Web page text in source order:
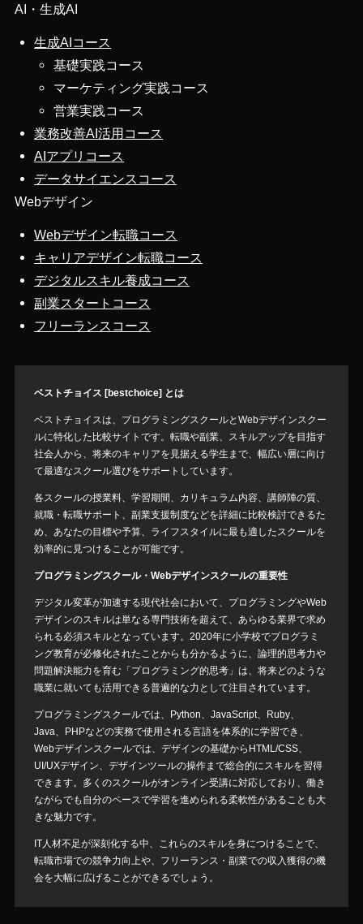
AI・生成AI
生成AIコース
基礎実践コース
マーケティング実践コース
営業実践コース
業務改善AI活用コース
AIアプリコース
データサイエンスコース
Webデザイン
Webデザイン転職コース
キャリアデザイン転職コース
デジタルスキル養成コース
副業スタートコース
フリーランスコース
ベストチョイス [bestchoice] とは
ベストチョイスは、プログラミングスクールとWebデザインスクー
ルに特化した比較サイトです。転職や副業、スキルアップを目指す
社会人から、将来のキャリアを見据える学生まで、幅広い層に向け
て最適なスクール選びをサポートしています。
各スクールの授業料、学習期間、カリキュラム内容、講師陣の質、
就職・転職サポート、副業支援制度などを詳細に比較検討できるた
め、あなたの目標や予算、ライフスタイルに最も適したスクールを
効率的に見つけることが可能です。
プログラミングスクール・Webデザインスクールの重要性
デジタル変革が加速する現代社会において、プログラミングやWeb
デザインのスキルは単なる専門技術を超えて、あらゆる業界で求め
られる必須スキルとなっています。2020年に小学校でプログラミ
ング教育が必修化されたことからも分かるように、論理的思考力や
問題解決能力を育む「プログラミング的思考」は、将来どのような
職業に就いても活用できる普遍的な力として注目されています。
プログラミングスクールでは、Python、JavaScript、Ruby、
Java、PHPなどの実務で使用される言語を体系的に学習でき、
Webデザインスクールでは、デザインの基礎からHTML/CSS、
UI/UXデザイン、デザインツールの操作まで総合的にスキルを習得
できます。多くのスクールがオンライン受講に対応しており、働き
ながらでも自分のペースで学習を進められる柔軟性があることも大
きな魅力です。
IT人材不足が深刻化する中、これらのスキルを身につけることで、
転職市場での競争力向上や、フリーランス・副業での収入獲得の機
会を大幅に広げることができるでしょう。